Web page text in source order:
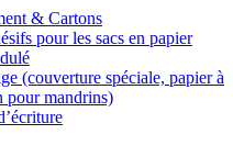
& Cartons
pour les sacs en papier
(couverture spéciale, papier à
pour mandrins)